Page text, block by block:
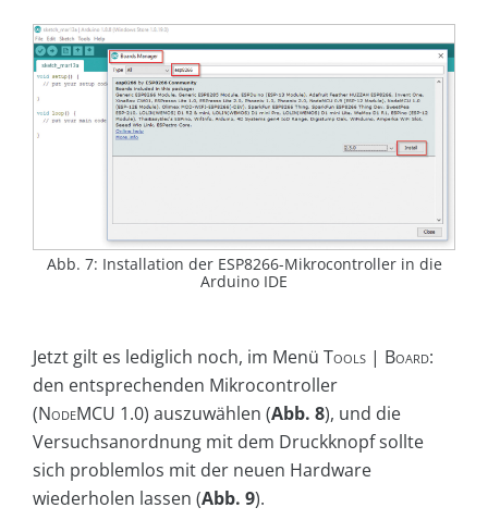
Abb. 7: Installation der ESP8266-Mikrocontroller in die
Arduino IDE
Jetzt gilt es lediglich noch, im Menü Tools | Board:
den entsprechenden Mikrocontroller
(NodeMCU 1.0) auszuwählen (Abb. 8), und die
Versuchsanordnung mit dem Druckknopf sollte
sich problemlos mit der neuen Hardware
wiederholen lassen (Abb. 9).